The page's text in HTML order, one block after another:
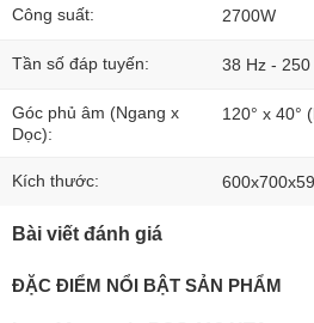
Công suất: 2700W
Tần số đáp tuyến: 38 Hz - 250
Góc phủ âm (Ngang x
Dọc):
120° x 40°
Kích thước:
Bài viết đánh giá
ĐẶC ĐIỂM NỔI BẬT SẢN PHẨM